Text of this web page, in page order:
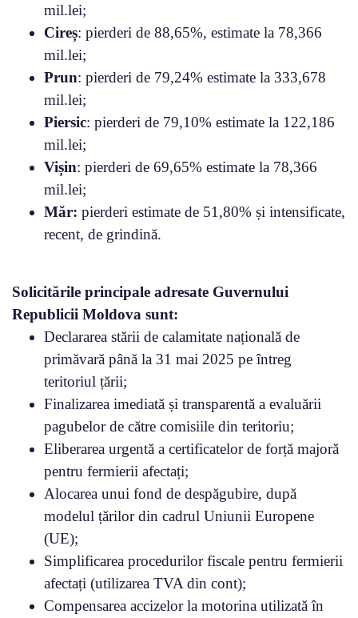
mil.lei;
Cireș: pierderi de 88,65%, estimate la 78,366
mil.lei;
Prun: pierderi de 79,24% estimate la 333,678
mil.lei;
Piersic: pierderi de 79,10% estimate la 122,186
mil.lei;
Vișin: pierderi de 69,65% estimate la 78,366
mil.lei;
Măr: pierderi estimate de 51,80% și intensificate,
recent, de grindină.
Solicitările principale adresate Guvernului
Republicii Moldova sunt:
Declararea stării de calamitate națională de
primăvară până la 31 mai 2025 pe întreg
teritoriul țării;
Finalizarea imediată și transparentă a evaluării
pagubelor de către comisiile din teritoriu;
Eliberarea urgentă a certificatelor de forță majoră
pentru fermierii afectați;
Alocarea unui fond de despăgubire, după
modelul țărilor din cadrul Uniunii Europene
(UE);
Simplificarea procedurilor fiscale pentru fermierii
afectați (utilizarea TVA din cont);
Compensarea accizelor la motorina utilizată în